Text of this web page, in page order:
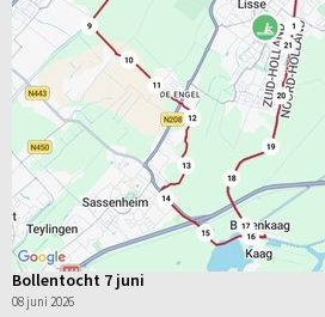
Bollentocht 7 juni
08 juni 2026